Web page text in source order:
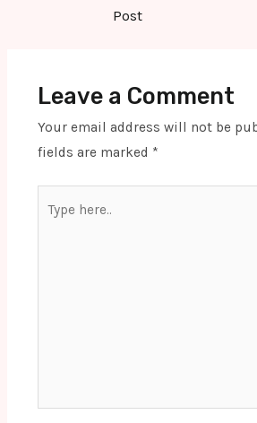
Post
Leave a Comment
Your email address will not be
fields are marked *
here..